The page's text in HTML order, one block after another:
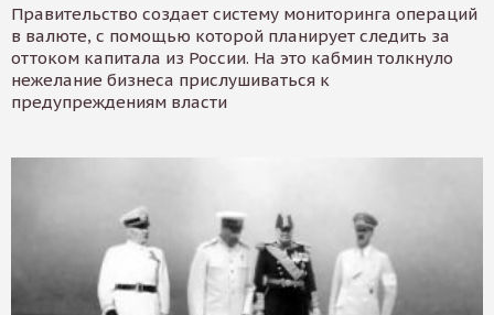
Правительство создает систему мониторинга операций
в валюте, с помощью которой планирует следить за
оттоком капитала из России. На это кабмин толкнуло
нежелание бизнеса прислушиваться к
предупреждениям власти